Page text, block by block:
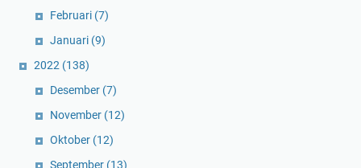
Februari (7)
Januari (9)
2022 (138)
Desember (7)
November (12)
Oktober (12)
September (13)